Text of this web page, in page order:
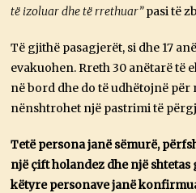
të izoluar dhe të rrethuar”pasi të
Të gjithë pasagjerët, si dhe 17
evakuohen. Rreth 30 anëtarë të
në bord dhe do të udhëtojnë për
nënshtrohet një pastrimi të
Tetë persona janë sëmurë,
një çift holandez dhe një shtetas
këtyre personave janë